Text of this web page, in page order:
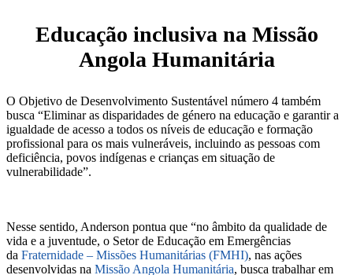
Educação inclusiva na Missão
Angola Humanitária
O Objetivo de Desenvolvimento Sustentável número 4 também
busca “Eliminar as disparidades de género na educação e garantir a
igualdade de acesso a todos os níveis de educação e formação
profissional para os mais vulneráveis, incluindo as pessoas com
deficiência, povos indígenas e crianças em situação de
vulnerabilidade”.
Nesse sentido, Anderson pontua que “no âmbito da qualidade de
vida e a juventude, o Setor de Educação em Emergências
da Fraternidade – Missões Humanitárias (FMHI), nas ações
desenvolvidas na Missão Angola Humanitária, busca trabalhar em